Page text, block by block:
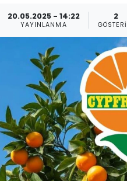
20.05.2025 - 14:22
YAYINLANMA
2
KKTC
KKTC YEREL
Kültür Sanat
Magazin
Moda
Nöbetçi Eczaneler